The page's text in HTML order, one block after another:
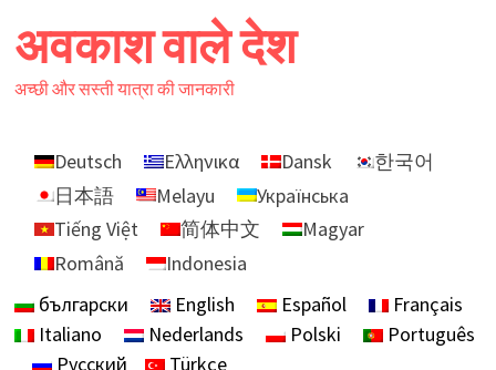
to
content
अवकाश वाले देश
अच्छी और सस्ती यात्रा की जानकारी
Deutsch Ελληνικα Dansk
한국어
日本語
Melayu
Українська
Tiếng Việt
简体中文
Magyar
Română
Indonesia
български
English Español
Français
Italiano
Nederlands Polski
Português
Русский
Türkçe